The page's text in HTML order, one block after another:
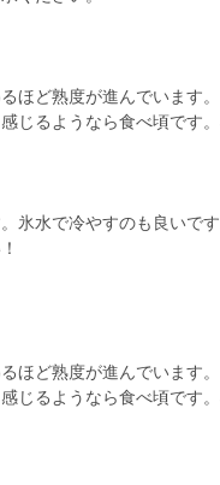
ほど熟度が進んでいます。
じるようなら食べ頃です
氷水で冷やすのも良いで
ほど熟度が進んでいます。
じるようなら食べ頃です